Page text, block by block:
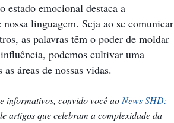
estado emocional destaca a
linguagem. Seja ao se comunicar
as palavras têm o poder de moldar
podemos cultivar uma
áreas de nossas vidas.
informativos, convido você ao News SHD:
artigos que celebram a complexidade da